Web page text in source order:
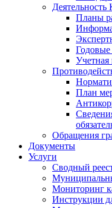
Планы
Годовые
Учетная
План
Обращения
Документы
Услуги
Сводный
Мониторинг
Инструкции